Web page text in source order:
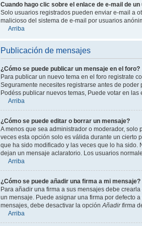
Cuando hago clic sobre el enlace de e-mail de
Solo usuarios registrados pueden enviar e-mail a
malicioso del sistema de e-mail por usuarios
Arriba
Publicación de mensajes
¿Cómo se puede publicar un mensaje en el foro?
Para publicar un nuevo tema en el foro registrate
Seguramente necesites registrarse antes de
Podéss publicar nuevos temas, Puede votar en las
Arriba
¿Cómo se puede editar o borrar un mensaje?
A menos que sea administrador o moderador,
veces esta opción solo es válida durante un cierto
que ha sido modificado y las veces que lo ha
dejan un mensaje aclaratorio. Los usuarios
Arriba
¿Cómo se puede añadir una firma a mi mensaje?
Para añadir una firma a sus mensajes debe
un mensaje. Puede asignar una firma por defecto
mensajes, debe desactivar la opción Añadir firma
Arriba